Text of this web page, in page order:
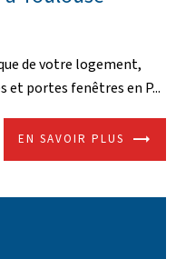
de votre logement,
portes fenêtres en P...
EN SAVOIR PLUS